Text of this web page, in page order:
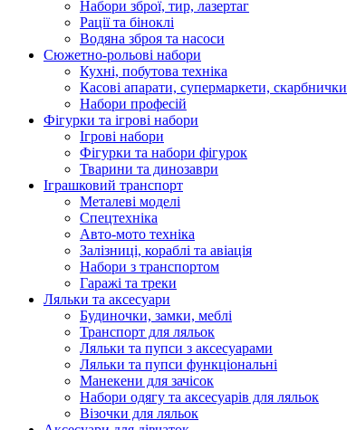
Набори зброї, тир, лазертаг
Рації та біноклі
Водяна зброя та насоси
Сюжетно-рольові набори
Кухні, побутова техніка
Касові апарати, супермаркети, скарбнички
Набори професій
Фігурки та ігрові набори
Ігрові набори
Фігурки та набори фігурок
Тварини та динозаври
Іграшковий транспорт
Металеві моделі
Спецтехніка
Авто-мото техніка
Залізниці, кораблі та авіація
Набори з транспортом
Гаражі та треки
Ляльки та аксесуари
Будиночки, замки, меблі
Транспорт для ляльок
Ляльки та пупси з аксесуарами
Ляльки та пупси функціональні
Манекени для зачісок
Набори одягу та аксесуарів для ляльок
Візочки для ляльок